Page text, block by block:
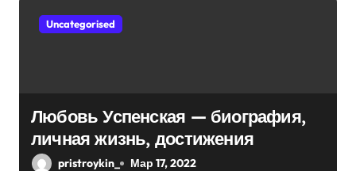
Uncategorised
Любовь Успенская — биография,
личная жизнь, достижения
pristroykin_ Мар 17, 2022